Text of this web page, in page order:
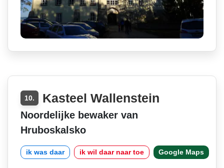
10. Kasteel Wallenstein
Noordelijke bewaker van
Hruboskalsko
ik was daar ik wil daar naar toe Google Maps